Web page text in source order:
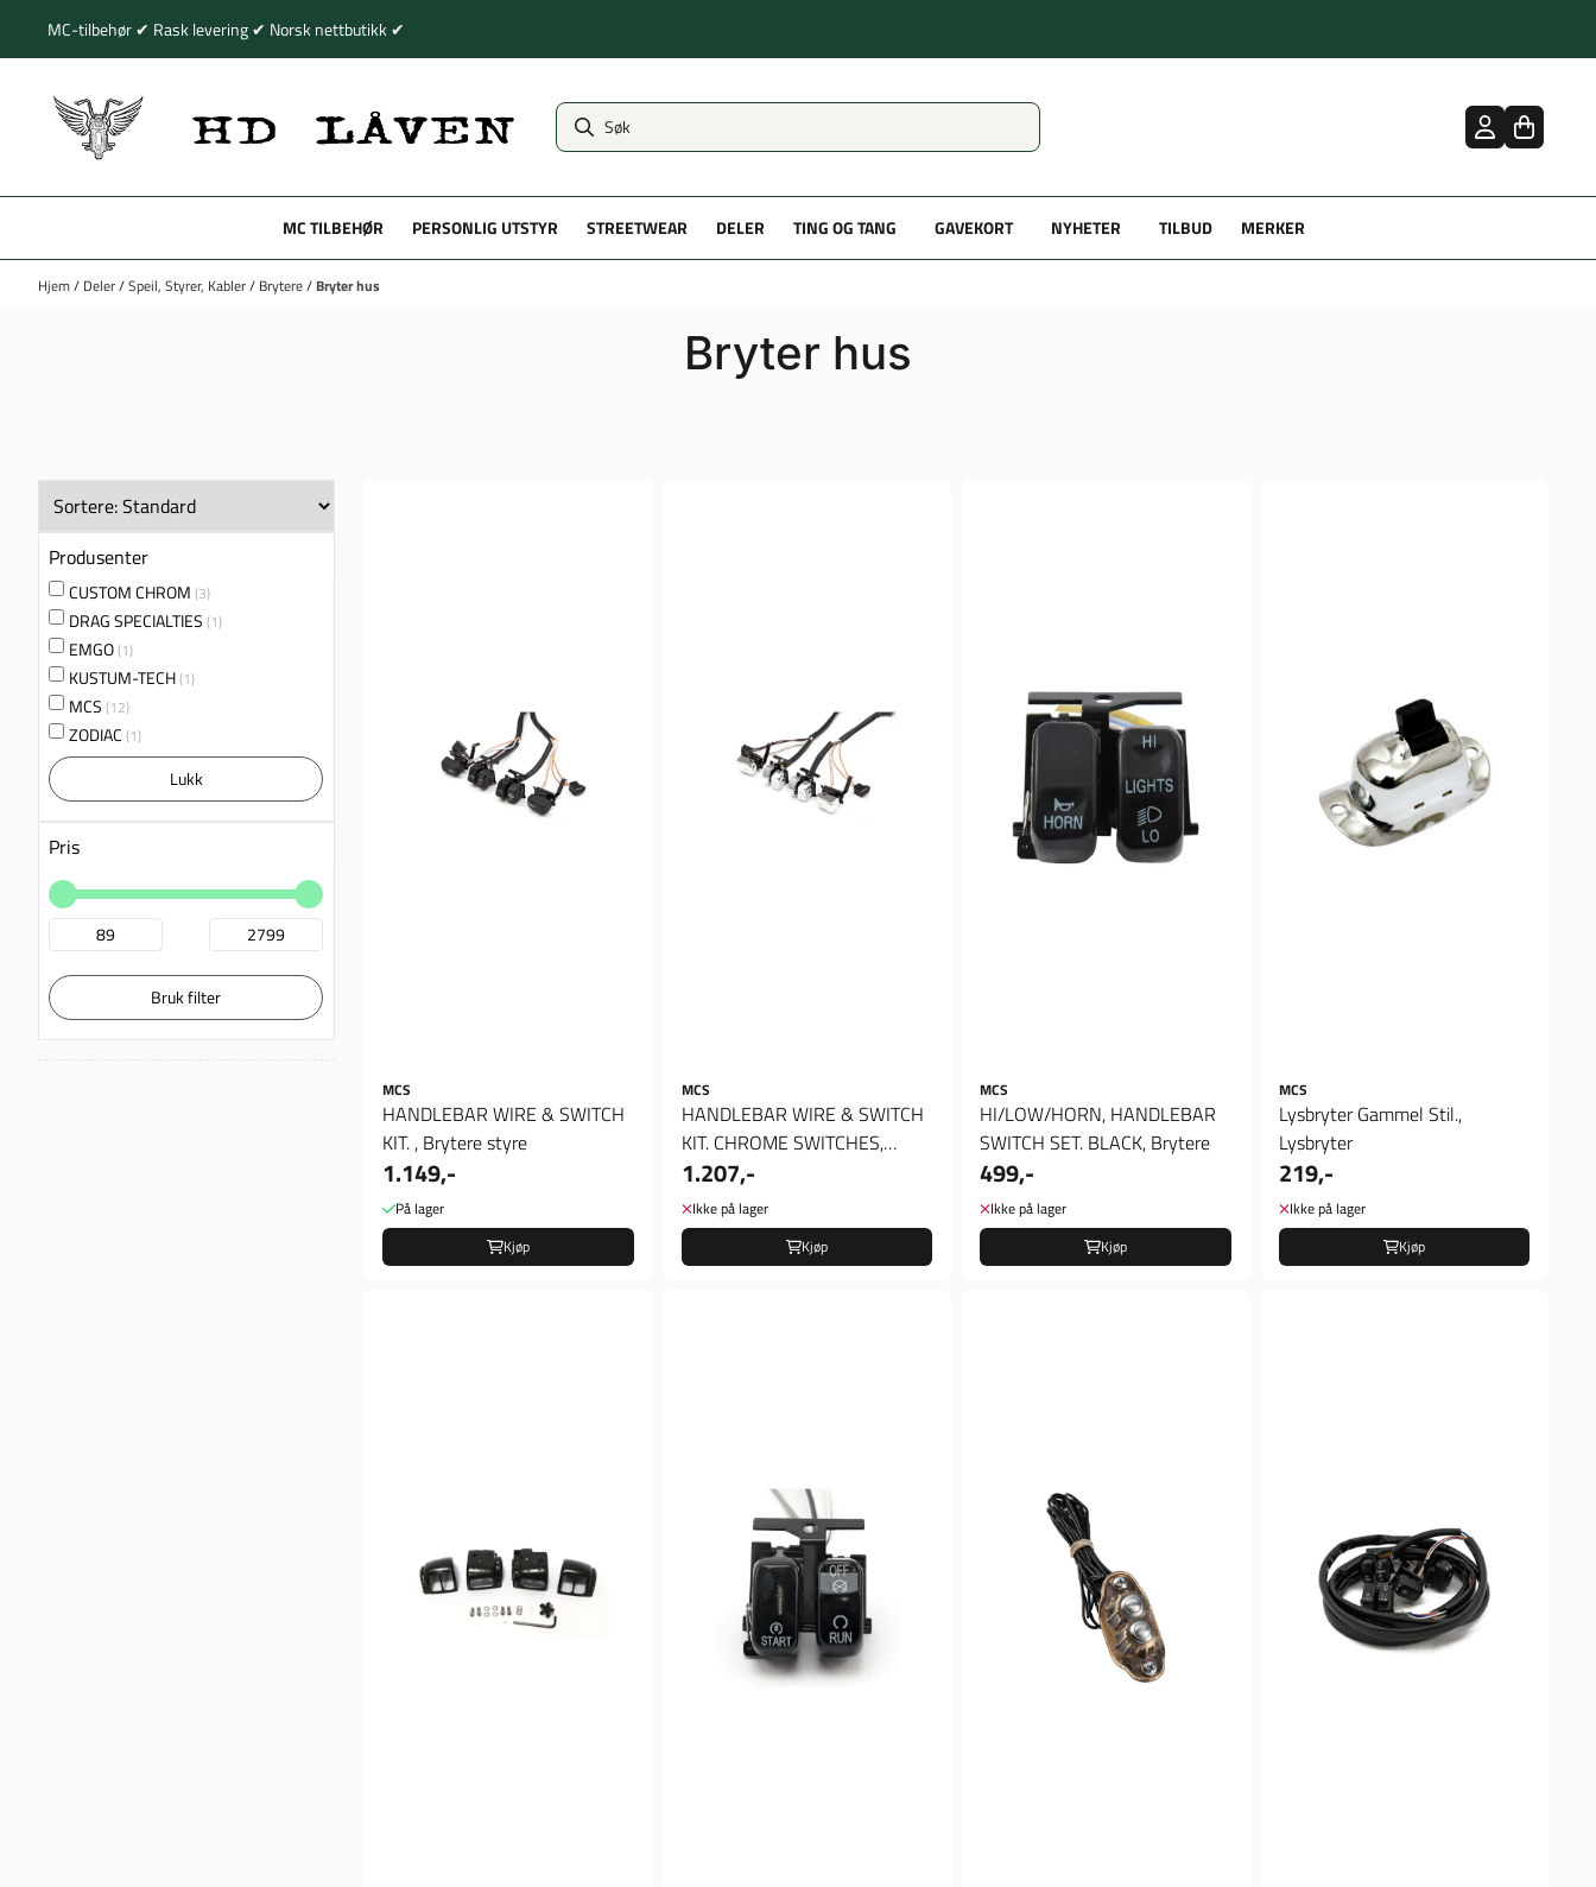
Hopp til innhold
MC-tilbehør ✔ Rask levering ✔ Norsk nettbutikk ✔
MC TILBEHØR PERSONLIG UTSTYR STREETWEAR DELER TING OG TANG GAVEKORT NYHETER TILBUD MERKER
Hjem/ Deler/Speil, Styrer, Kabler/ Brytere/ Bryter hus
Bryter hus
Produsenter
CUSTOM CHROM (3)
DRAG SPECIALTIES (1)
EMGO(1)
KUSTUM-TECH(1)
MCS (12)
ZODIAC (1)
Lukk
Pris
Bruk filter
MCS
HANDLEBAR WIRE & SWITCH
KIT. , Brytere styre
1.149,-
På lager
Kjøp
MCS
HANDLEBAR WIRE & SWITCH
KIT. CHROME SWITCHES,
Brytere styre
1.207,-
Ikke på lager
Kjøp
MCS
HI/LOW/HORN, HANDLEBAR
SWITCH SET. BLACK, Brytere
499,-
Ikke på lager
Kjøp
MCS
Lysbryter Gammel Stil.,
Lysbryter
219,-
Ikke på lager
Kjøp